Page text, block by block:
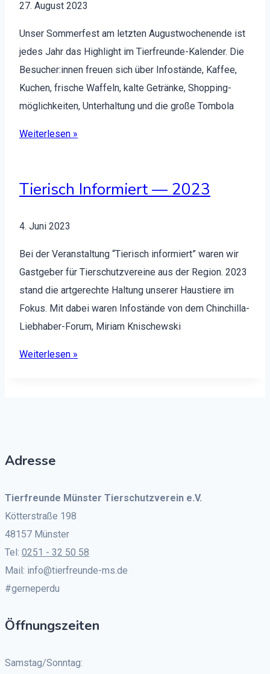
27. August 2023
Unser Som­mer­fest am let­zten August­woch­enende ist
jedes Jahr das High­light im Tier­fre­unde-Kalen­der. Die
Besucher:innen freuen sich über Infos­tände, Kaf­fee,
Kuchen, frische Waf­feln, kalte Getränke, Shop­ping­
möglichkeit­en, Unter­hal­tung und die große Tombo­la
Weit­er­lesen »
Tierisch Informiert — 2023
4. Juni 2023
Bei der Ver­anstal­tung “Tierisch informiert” waren wir
Gast­ge­ber für Tier­schutzvere­ine aus der Region. 2023
stand die art­gerechte Hal­tung unser­er Haustiere im
Fokus. Mit dabei waren Infos­tände von dem Chin­chilla-
Lieb­haber-Forum, Miri­am Knis­chews­ki
Weit­er­lesen »
Adresse
Tierfreunde Münster Tierschutzverein e.V.
Kötterstraße 198
48157 Münster
Tel: 0251 - 32 50 58
Mail: info@tierfreunde-ms.de
#gerneperdu
Öffnungszeiten
Samstag/Sonntag: